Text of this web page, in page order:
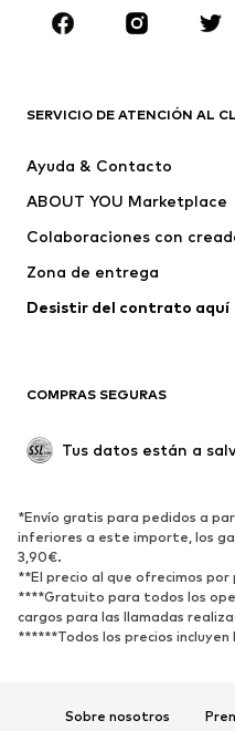
Zapatos
Vestidos
Camisetas y tops
Chaquetas
Ropa interior
Abrigos
Tallas grandes
Reciclado
ZAPATOS
Nuevo
Zapatillas de deporte
Zapatos de tacón y
SERVICIO DE ATENCIÓN AL
Ayuda & Contacto
ABOUT YOU Marketplace
Colaboraciones con
Zona de entrega
Desistir del contrato aquí
COMPRAS SEGURAS
Tus datos están a
*Envío gratis para pedidos a
inferiores a este importe, los
3,90€.
**El precio al que ofrecimos
****Gratuito para todos los
cargos para las llamadas
******Todos los precios incluyen
Sobre nosotros